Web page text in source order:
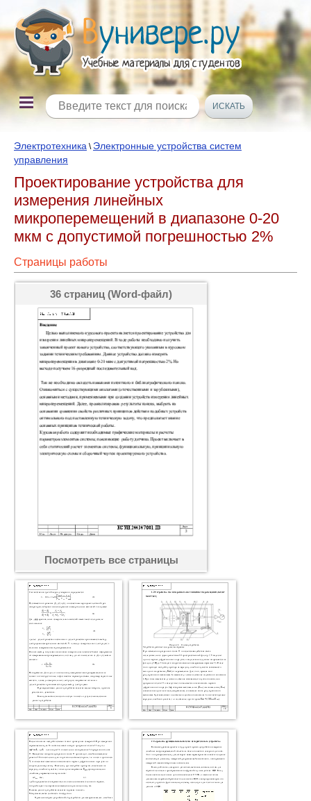
Электротехника \ Электронные устройства систем
управления
Проектирование устройства для
измерения линейных
микроперемещений в диапазоне 0-20
мкм с допустимой погрешностью 2%
Страницы работы
36 страниц (Word-файл)
Посмотреть все страницы